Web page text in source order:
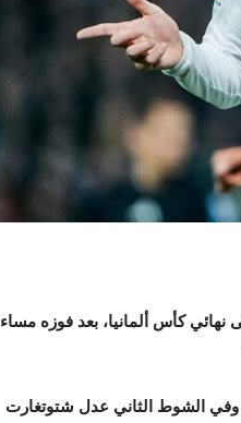
كأس ألمانيا، بعد فوزه مساء
إيغيستين، وفي الشوط الثاني عدل شتوتغارت